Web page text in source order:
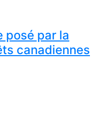
posé par la
canadiennes